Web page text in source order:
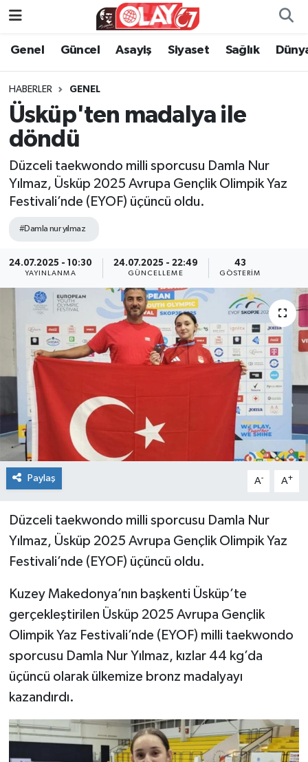
Genel Güncel Asayiş Siyaset Sağlık
HABERLER GENEL
Üsküp'ten madalya ile
döndü
Düzceli taekwondo milli sporcusu Damla Nur
Yılmaz, Üsküp 2025 Avrupa Gençlik Olimpik Yaz
Festivali’nde (EYOF) üçüncü oldu.
#Damla nur yılmaz
24.07.2025 - 10:30
YAYINLANMA
24.07.2025 - 22:49
GÜNCELLEME
43
GÖSTERIM
Paylaş A- A+
Düzceli taekwondo milli sporcusu Damla Nur
Yılmaz, Üsküp 2025 Avrupa Gençlik Olimpik Yaz
Festivali’nde (EYOF) üçüncü oldu.
Kuzey Makedonya’nın başkenti Üsküp’te
gerçekleştirilen Üsküp 2025 Avrupa Gençlik
Olimpik Yaz Festivali’nde (EYOF) milli taekwondo
sporcusu Damla Nur Yılmaz, kızlar 44 kg’da
üçüncü olarak ülkemize bronz madalyayı
kazandırdı.
KATEGORİSİZ
ANA SAYFA
Genel
Asayiş
Siyaset
Sağlık
Kültür Sanat
Dünya
Spor
Bilim veTeknoloji
Eğitim
SEKTÖR
haber ara
Yazarlarımız
Tüm Makaleler
Tüm Haberler
Videolu Haberler
Son Dakika
Genel
Güncel
Asayiş
Sağlık
Dünya
Kültür Sanat
Eğitim
Spor
Zonguldak Nöbetçi Eczaneler
Zonguldak Hava Durumu
Zonguldak Namaz Vakitleri
Süper Lig Puan Durumu ve Fikstür
Tüm Manşetler
Son Dakika Haberleri
Haber Arşivi